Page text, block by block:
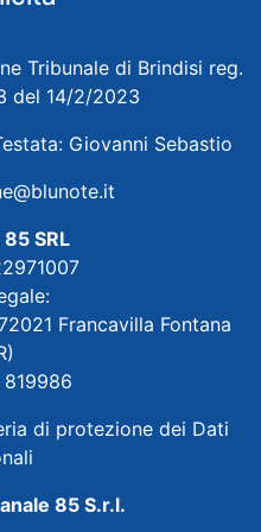
Tribunale di Brindisi reg.
del 14/2/2023
Giovanni Sebastio
SRL
Francavilla Fontana
819986
di protezione dei Dati
85 S.r.l.